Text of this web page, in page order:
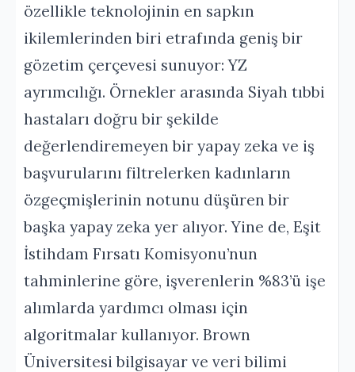
özellikle teknolojinin en sapkın
ikilemlerinden biri etrafında geniş bir
gözetim çerçevesi sunuyor: YZ
ayrımcılığı. Örnekler arasında Siyah tıbbi
hastaları doğru bir şekilde
değerlendiremeyen bir yapay zeka ve iş
başvurularını filtrelerken kadınların
özgeçmişlerinin notunu düşüren bir
başka yapay zeka yer alıyor. Yine de, Eşit
İstihdam Fırsatı Komisyonu’nun
tahminlerine göre, işverenlerin %83’ü işe
alımlarda yardımcı olması için
algoritmalar kullanıyor. Brown
Üniversitesi bilgisayar ve veri bilimi